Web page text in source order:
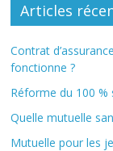
Articles
Contrat
fonctionne ?
Réforme du 100
Quelle mutuelle
Mutuelle pour les